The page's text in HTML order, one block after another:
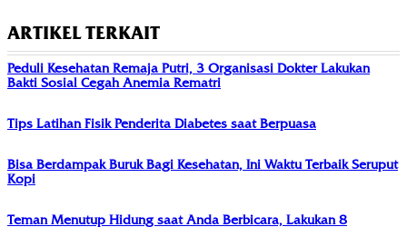
ARTIKEL TERKAIT
Peduli Kesehatan Remaja Putri, 3 Organisasi Dokter Lakukan
Bakti Sosial Cegah Anemia Rematri
Tips Latihan Fisik Penderita Diabetes saat Berpuasa
Bisa Berdampak Buruk Bagi Kesehatan, Ini Waktu Terbaik Seruput
Kopi
Teman Menutup Hidung saat Anda Berbicara, Lakukan 8